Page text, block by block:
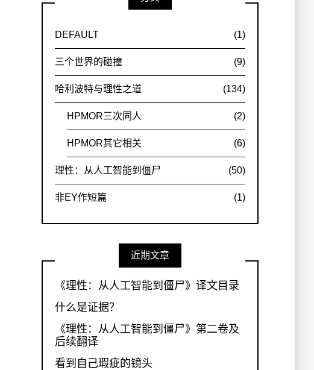
DEFAULT (1)
三个世界的碰撞 (9)
哈利波特与理性之道 (134)
HPMOR三次同人 (2)
HPMOR其它相关 (6)
理性：从人工智能到僵尸 (50)
非EY作短篇 (1)
近期文章
《理性：从人工智能到僵尸》译文目录
什么是证据？
《理性：从人工智能到僵尸》第二卷及
后续翻译
看到自己瑕疵的镜头